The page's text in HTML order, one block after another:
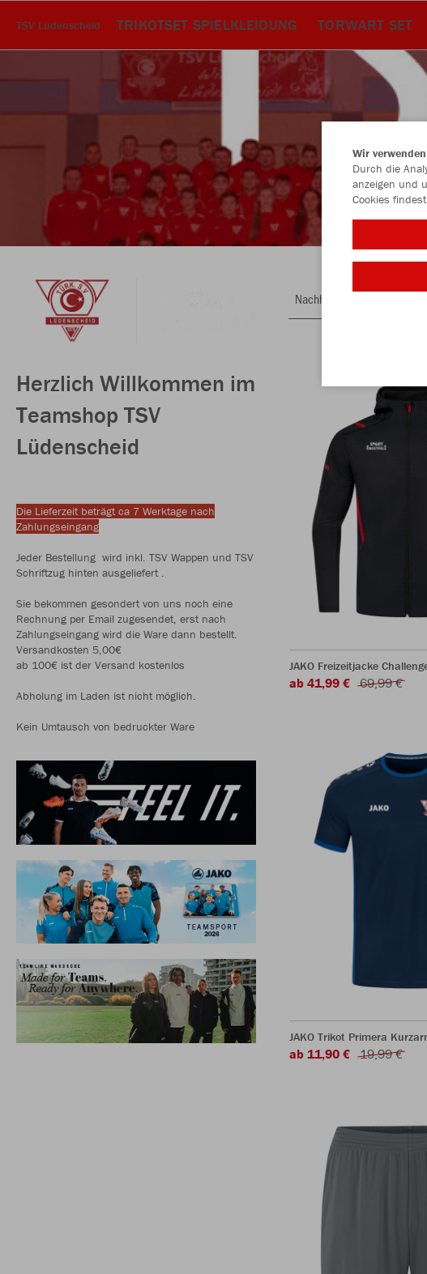
TSV Lüdenscheid TRIKOTSET SPIELKLEIDUNG TORWART SET
Herzlich Willkommen im
Teamshop TSV
Lüdenscheid
Die Lieferzeit beträgt ca 7 Werktage nach
Zahlungseingang
Jeder Bestellung wird inkl. TSV Wappen und TSV
Schriftzug hinten ausgeliefert .
Sie bekommen gesondert von uns noch eine
Rechnung per Email zugesendet, erst nach
Zahlungseingang wird die Ware dann bestellt.
Versandkosten 5,00€
ab 100€ ist der Versand kostenlos
Abholung im Laden ist nicht möglich.
Kein Umtausch von bedruckter Ware
Nachhaltig
JAKO Freizeitjacke
ab 41,99 € 69,99 €
JAKO Trikot Primera
ab 11,90 € 19,99 €
Wir
Durch die
anzeigen und
Cookies